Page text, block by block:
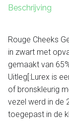
Beschrijving
Rouge Cheeks
in zwart met
gemaakt van
Uitleg[:Lurex is
of bronskleurig
vezel werd in de
toegepast in de